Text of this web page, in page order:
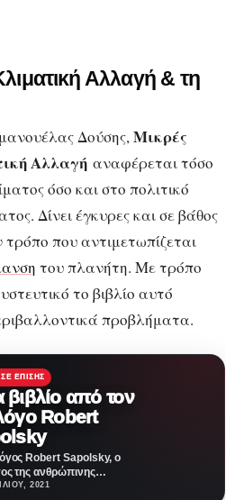
Αλλαγή & τη
Δούσης,Μικρές
Αλλαγή αναφέρεται τόσο
όσο και στο πολιτικό
Δίνει έγκυρες και σε βάθος
που αντιμετωπίζεται
του πλανήτη. Με τρόπο
το βιβλίο αυτό
προβλήματα.
ΕΠΊΣΗΣ
από τον
Robert
Robert Sapolsky, ο
της ανθρώπινης
ταξιδεύει από την
2021